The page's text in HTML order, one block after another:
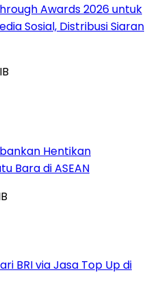
Awards 2026 untuk
Sosial, Distribusi Siaran
Hentikan
Bara di ASEAN
BRI via Jasa Top Up di